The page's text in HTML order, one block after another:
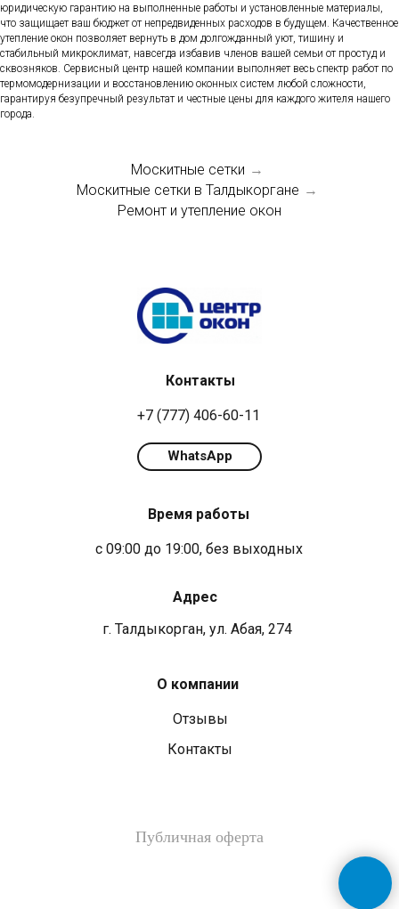
юридическую гарантию на выполненные работы и установленные материалы,
что защищает ваш бюджет от непредвиденных расходов в будущем. Качественное
утепление окон позволяет вернуть в дом долгожданный уют, тишину и
стабильный микроклимат, навсегда избавив членов вашей семьи от простуд и
сквозняков. Сервисный центр нашей компании выполняет весь спектр работ по
термомодернизации и восстановлению оконных систем любой сложности,
гарантируя безупречный результат и честные цены для каждого жителя нашего
города.
Москитные сетки →
Москитные сетки в Талдыкоргане →
Ремонт и утепление окон
+7 (777) 406-60-11
с 09:00 до 19:00, без выходных
Отзывы
Контакты
г. Талдыкорган, ул. Абая, 274
О компании
Адрес
Время работы
Контакты
WhatsApp
Публичная оферта